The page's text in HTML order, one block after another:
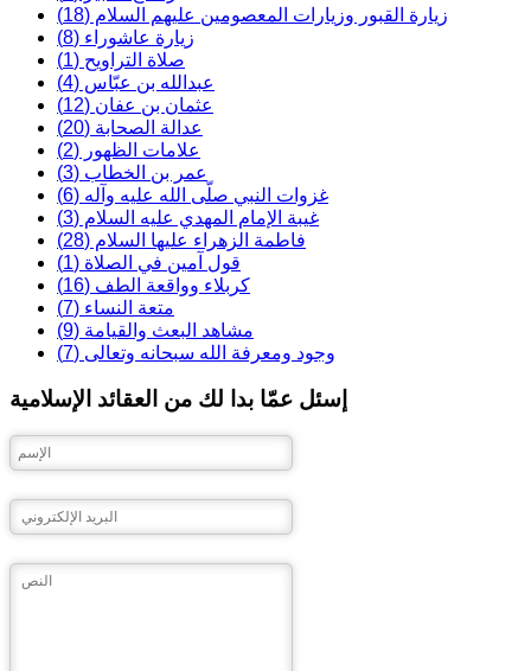
زيارة القبور وزيارات المعصومين عليهم السلام (18)
زيارة عاشوراء (8)
صلاة التراويح (1)
عبدالله بن عبّاس (4)
عثمان بن عفان (12)
عدالة الصحابة (20)
علامات الظهور (2)
عمر بن الخطاب (3)
غزوات النبي صلّى الله عليه وآله (6)
غيبة الإمام المهدي عليه السلام (3)
فاطمة الزهراء عليها السلام (28)
قول آمين في الصلاة (1)
كربلاء وواقعة الطف (16)
متعة النساء (7)
مشاهد البعث والقيامة (9)
وجود ومعرفة الله سبحانه وتعالى (7)
إسئل عمّا بدا لك من العقائد الإسلامية